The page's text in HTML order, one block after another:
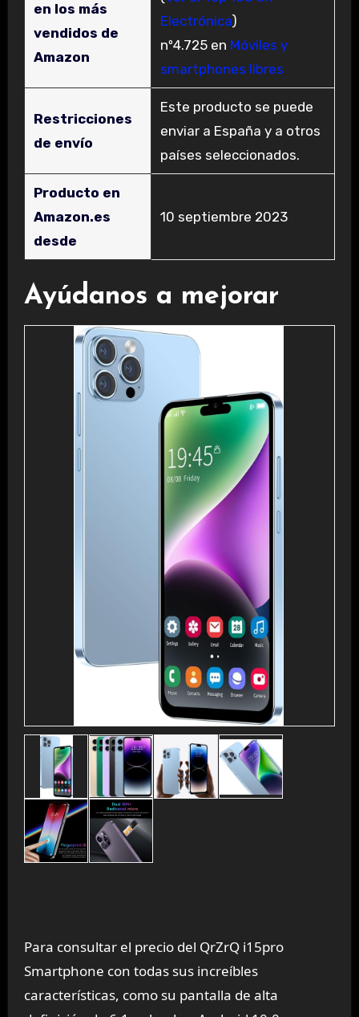
en los más
vendidos de
Amazon
Electrónica)
nº4.725 en Móviles y
smartphones libres
Restricciones
de envío
Este producto se puede
enviar a España y a otros
países seleccionados.
Producto en
Amazon.es
desde
10 septiembre 2023
Ayúdanos a mejorar
Para consultar el precio del QrZrQ i15pro
Smartphone con todas sus increíbles
características, como su pantalla de alta